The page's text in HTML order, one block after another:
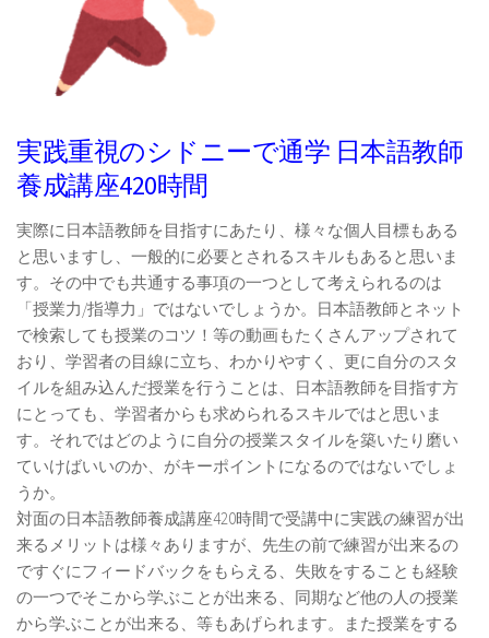
実践重視のシドニーで通学 日本語教師
養成講座420時間
実際に日本語教師を目指すにあたり、様々な個人目標もある
と思いますし、一般的に必要とされるスキルもあると思いま
す。その中でも共通する事項の一つとして考えられるのは
「授業力/指導力」ではないでしょうか。日本語教師とネット
で検索しても授業のコツ！等の動画もたくさんアップされて
おり、学習者の目線に立ち、わかりやすく、更に自分のスタ
イルを組み込んだ授業を行うことは、日本語教師を目指す方
にとっても、学習者からも求められるスキルではと思いま
す。それではどのように自分の授業スタイルを築いたり磨い
ていけばいいのか、がキーポイントになるのではないでしょ
うか。
対面の日本語教師養成講座420時間で受講中に実践の練習が出
来るメリットは様々ありますが、先生の前で練習が出来るの
ですぐにフィードバックをもらえる、失敗をすることも経験
の一つでそこから学ぶことが出来る、同期など他の人の授業
から学ぶことが出来る、等もあげられます。また授業をする